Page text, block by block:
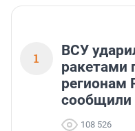
1
ВСУ
ракетами
регионам
сообщили
108 526